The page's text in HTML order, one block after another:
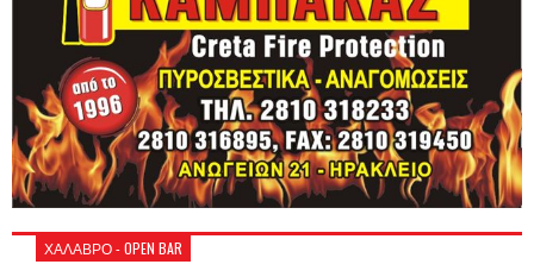
ΧΑΛΑΒΡΟ - OPEN BAR